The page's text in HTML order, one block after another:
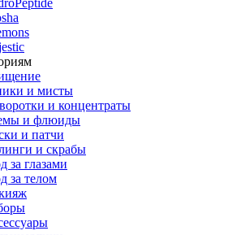
и мисты
и концентраты
и флюиды
и патчи
и скрабы
за глазами
за телом